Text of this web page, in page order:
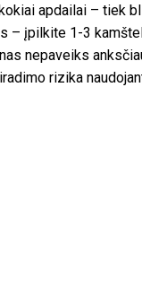
apdailai – tiek
įpilkite 1-3
nepaveiks
rizika